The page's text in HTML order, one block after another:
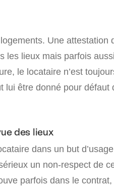
Une attestation
les lieux mais parfois
le locataire n’est
être donné pour défaut
des lieux
dans un but
un non-respect de
parfois dans le contrat,